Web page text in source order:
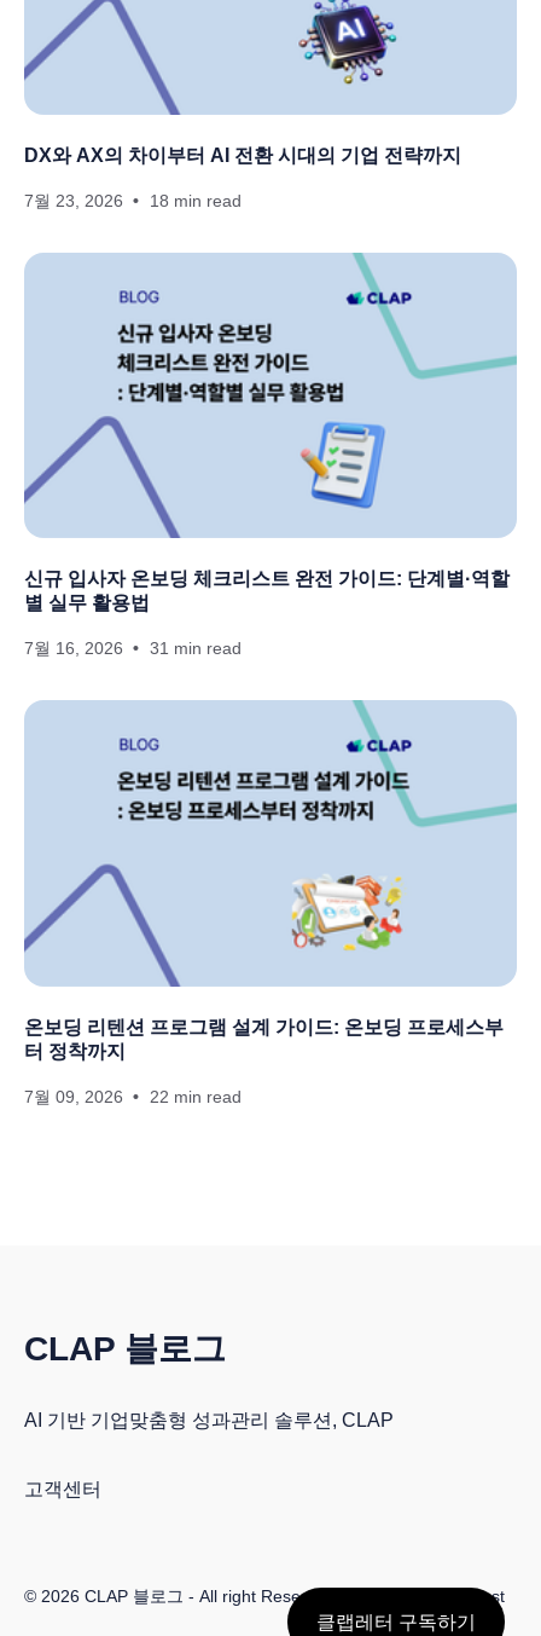
DX와 AX의 차이부터 AI 전환 시대의 기업 전략까지
7월 23, 2026 18 min read
신규 입사자 온보딩 체크리스트 완전 가이드: 단계별·역할
별 실무 활용법
7월 16, 2026 31 min read
온보딩 리텐션 프로그램 설계 가이드: 온보딩 프로세스부
터 정착까지
7월 09, 2026 22 min read
CLAP 블로그
AI 기반 기업맞춤형 성과관리 솔루션, CLAP
고객센터
© 2026 CLAP 블로그 - All right Reserved. Published with Ghost
클랩레터 구독하기